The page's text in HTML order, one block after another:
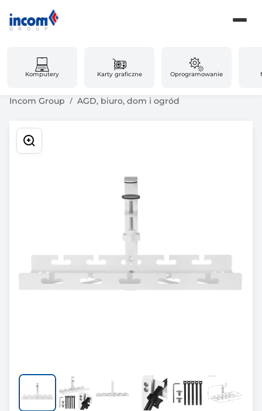
Komputery Karty graficzne Oprogramowanie
Incom Group AGD, biuro, dom i ogród